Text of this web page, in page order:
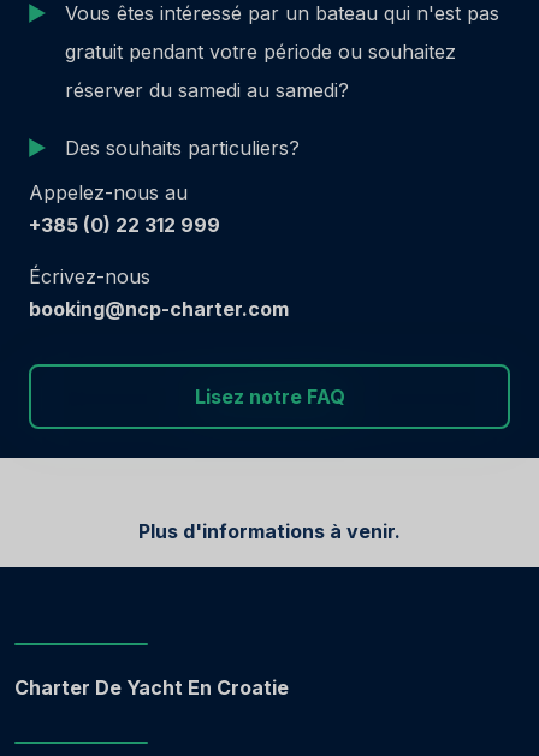
Vous êtes intéressé par un bateau qui n'est pas
gratuit pendant votre période ou souhaitez
réserver du samedi au samedi?
Des souhaits particuliers?
Appelez-nous au
+385 (0) 22 312 999
Écrivez-nous
booking@ncp-charter.com
Lisez notre FAQ
Plus d'informations à venir.
Charter De Yacht En Croatie